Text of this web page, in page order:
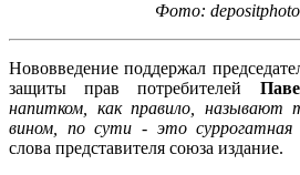
Фото:
Нововведение поддержал
защиты прав потребителей
напитком, как правило, называют
вином, по сути - это суррогатная
слова представителя союза издание.